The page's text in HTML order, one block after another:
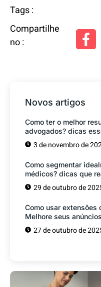
Tags :
Compartilhe
no :
Novos artigos
Como ter o melhor
advogados? dicas
3 de novembro de
Como segmentar
médicos? dicas que
29 de outubro de
Como usar extensões
Melhore seus
27 de outubro de